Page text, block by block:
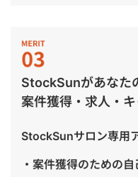
StockSunがあなた
案件獲得・求人・
StockSunサロン専用
・案件獲得のための自